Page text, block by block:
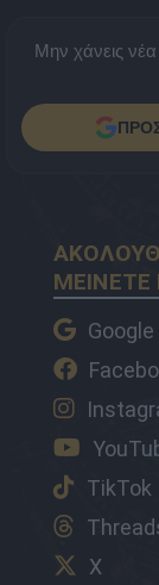
Μην χάνεις
Google
TikTok
X